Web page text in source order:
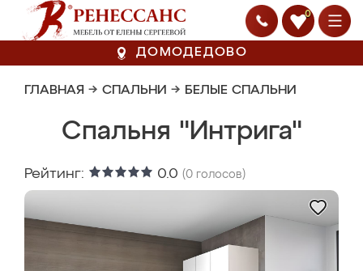
0
ДОМОДЕДОВО
ГЛАВНАЯ → СПАЛЬНИ → БЕЛЫЕ СПАЛЬНИ
Спальня "Интрига"
Рейтинг: 0.0 (0 голосов)